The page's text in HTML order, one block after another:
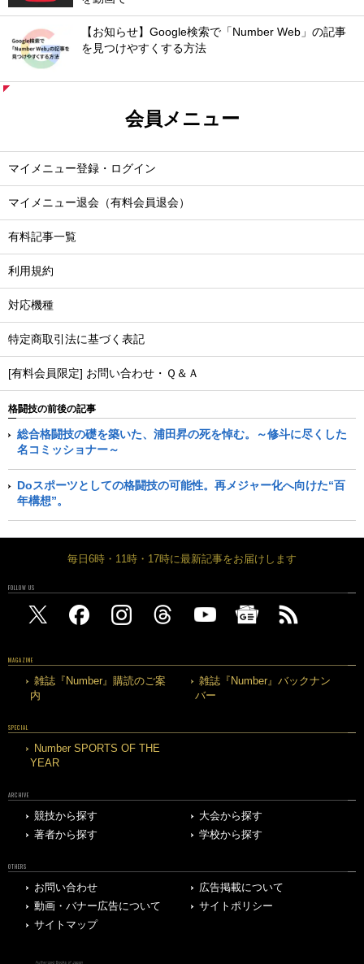
【お知らせ】Google検索で「Number Web」の記事
を見つけやすくする方法
会員メニュー
マイメニュー登録・ログイン
マイメニュー退会（有料会員退会）
有料記事一覧
利用規約
対応機種
特定商取引法に基づく表記
[有料会員限定] お問い合わせ・Ｑ＆Ａ
格闘技の前後の記事
総合格闘技の礎を築いた、浦田昇の死を悼む。～修斗に尽くした
名コミッショナー～
Doスポーツとしての格闘技の可能性。再メジャー化へ向けた“百
年構想”。
毎日6時・11時・17時に最新記事をお届けします
FOLLOW US
MAGAZINE
雑誌『Number』購読のご案
内
雑誌『Number』バックナン
バー
SPECIAL
Number SPORTS OF THE
YEAR
ARCHIVE
競技から探す
大会から探す
著者から探す
学校から探す
OTHERS
お問い合わせ
広告掲載について
動画・バナー広告について
サイトポリシー
サイトマップ